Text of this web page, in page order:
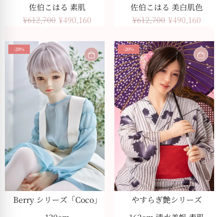
佐伯こはる 素肌
¥612,700 ¥490,160
佐伯こはる 美白肌色
¥612,700 ¥490,160
-20%
Berry シリーズ「Coco」
-20%
やすらぎ艶シリーズ